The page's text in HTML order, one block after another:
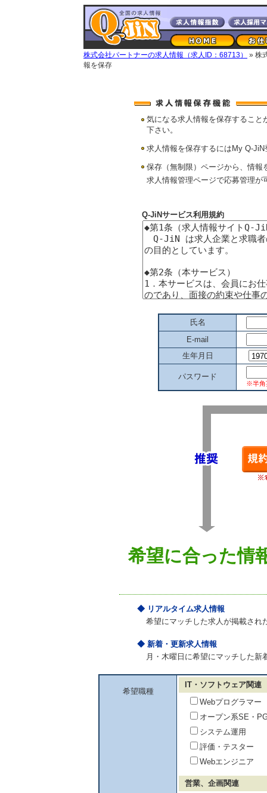
株式会社パートナーの求人情報（求人ID：68713）
» 株
報を保存
気になる求人情報を保存すること
下さい。
求人情報を保存するにはMy Q-
保存（無制限）ページから、情報
求人情報管理ページで応募管理が
Q-JiNサービス利用規約
氏名
E-mail
生年月日
パスワード
※半角
希望に合った情
◆ リアルタイム求人情報
希望にマッチした求人が掲載され
◆ 新着・更新求人情報
月・木曜日に希望にマッチした
希望職種
IT・ソフトウェア関連
Webプログラマー
オープン系SE・
システム運用
評価・テスター
Webエンジニア
営業、企画関連